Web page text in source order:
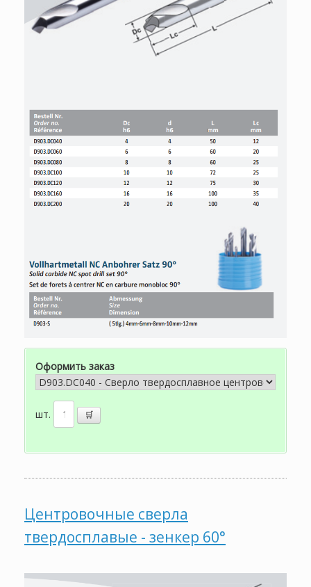
Оформить заказ
шт.
Центровочные сверла
твердосплавые - зенкер 60°